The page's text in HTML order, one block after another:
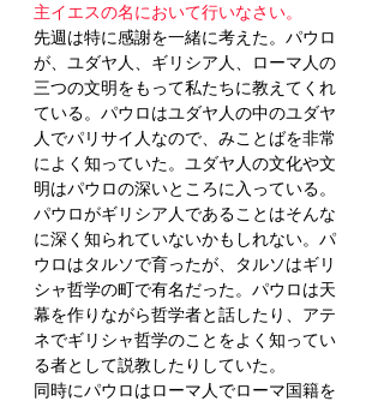
主イエスの名において行いなさい。
先週は特に感謝を一緒に考えた。パウロ
が、ユダヤ人、ギリシア人、ローマ人の
三つの文明をもって私たちに教えてくれ
ている。パウロはユダヤ人の中のユダヤ
人でパリサイ人なので、みことばを非常
によく知っていた。ユダヤ人の文化や文
明はパウロの深いところに入っている。
パウロがギリシア人であることはそんな
に深く知られていないかもしれない。パ
ウロはタルソで育ったが、タルソはギリ
シャ哲学の町で有名だった。パウロは天
幕を作りながら哲学者と話したり、アテ
ネでギリシャ哲学のことをよく知ってい
る者として説教したりしていた。
同時にパウロはローマ人でローマ国籍を